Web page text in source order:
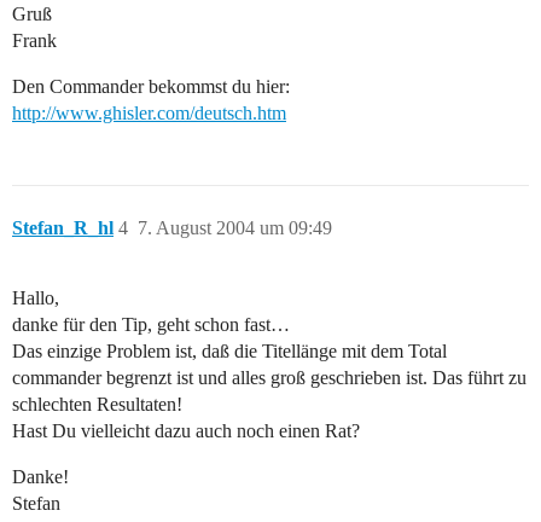
Gruß
Frank
Den Commander bekommst du hier:
http://www.ghisler.com/deutsch.htm
Stefan_R_hl 7. August 2004 um 09:49
4
Hallo,
danke für den Tip, geht schon fast…
Das einzige Problem ist, daß die Titellänge mit dem Total
commander begrenzt ist und alles groß geschrieben ist. Das führt zu
schlechten Resultaten!
Hast Du vielleicht dazu auch noch einen Rat?
Danke!
Stefan